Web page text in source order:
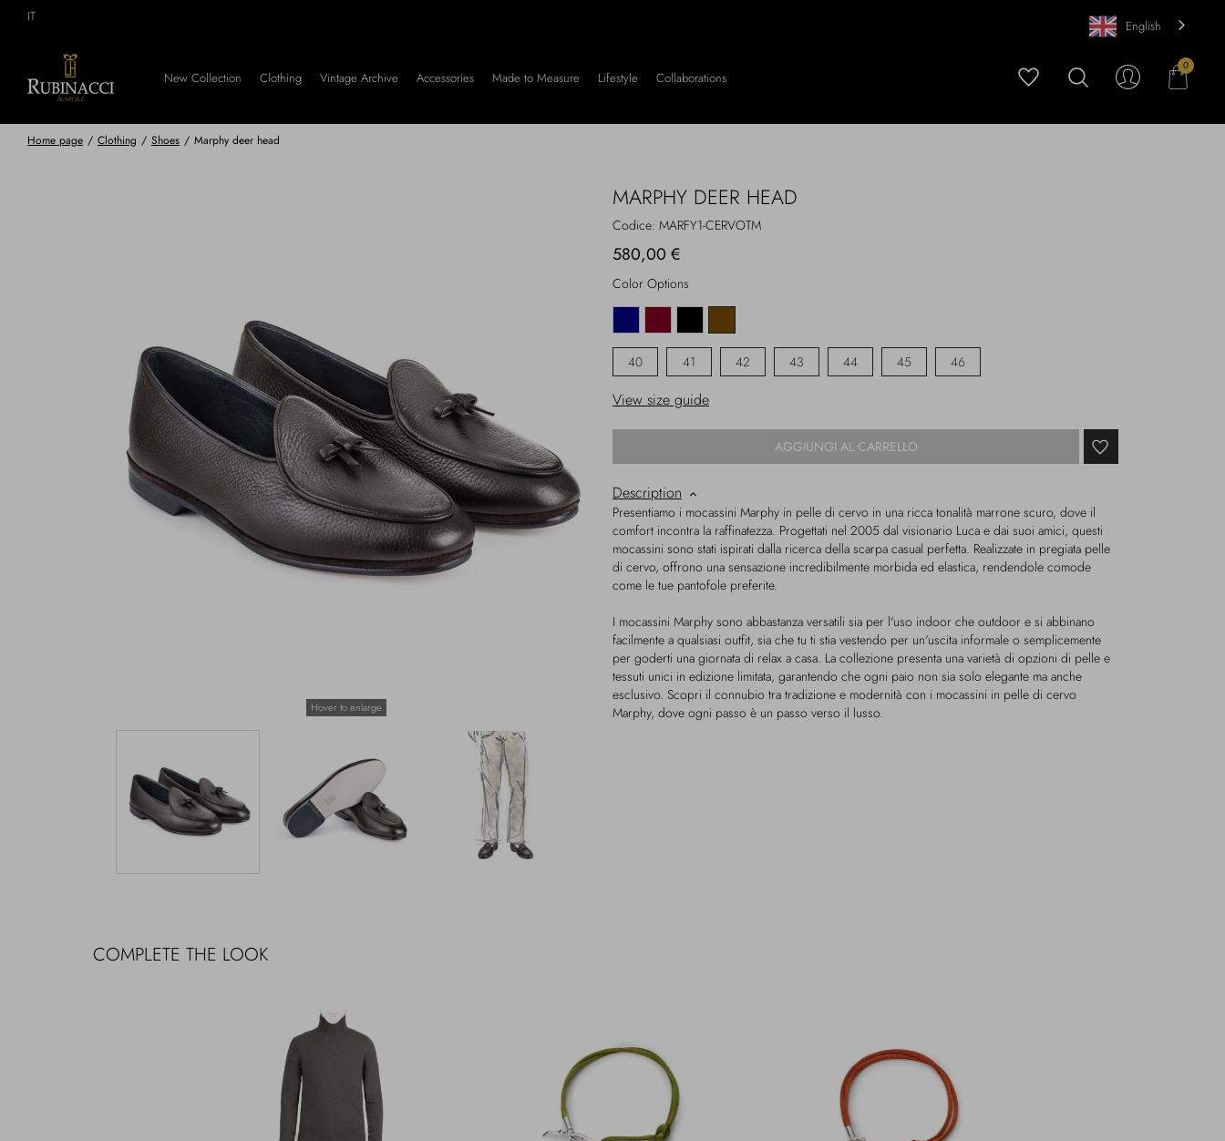
IT
English
New Collection Clothing Vintage Archive Accessories Made to Measure Lifestyle Collaborations
0
Home page / Clothing / Shoes / Marphy deer head
Hover to enlarge
MARPHY DEER HEAD
Codice: MARFY1-CERVOTM
580,00 €
Color Options
40 41 42 43 44 45 46
View size guide
AGGIUNGI AL CARRELLO
Description
Presentiamo i mocassini Marphy in pelle di cervo in una ricca tonalità marrone scuro, dove il
comfort incontra la raffinatezza. Progettati nel 2005 dal visionario Luca e dai suoi amici, questi
mocassini sono stati ispirati dalla ricerca della scarpa casual perfetta. Realizzate in pregiata pelle
di cervo, offrono una sensazione incredibilmente morbida ed elastica, rendendole comode
come le tue pantofole preferite.
I mocassini Marphy sono abbastanza versatili sia per l'uso indoor che outdoor e si abbinano
facilmente a qualsiasi outfit, sia che tu ti stia vestendo per un'uscita informale o semplicemente
per goderti una giornata di relax a casa. La collezione presenta una varietà di opzioni di pelle e
tessuti unici in edizione limitata, garantendo che ogni paio non sia solo elegante ma anche
esclusivo. Scopri il connubio tra tradizione e modernità con i mocassini in pelle di cervo
Marphy, dove ogni passo è un passo verso il lusso.
COMPLETE THE LOOK